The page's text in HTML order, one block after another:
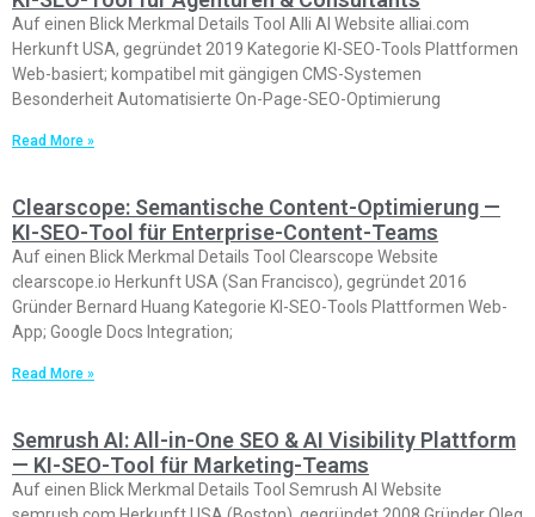
Auf einen Blick Merkmal Details Tool Alli AI Website alliai.com
Herkunft USA, gegründet 2019 Kategorie KI-SEO-Tools Plattformen
Web-basiert; kompatibel mit gängigen CMS-Systemen
Besonderheit Automatisierte On-Page-SEO-Optimierung
Read More »
Clearscope: Semantische Content-Optimierung —
KI-SEO-Tool für Enterprise-Content-Teams
Auf einen Blick Merkmal Details Tool Clearscope Website
clearscope.io Herkunft USA (San Francisco), gegründet 2016
Gründer Bernard Huang Kategorie KI-SEO-Tools Plattformen Web-
App; Google Docs Integration;
Read More »
Semrush AI: All-in-One SEO & AI Visibility Plattform
— KI-SEO-Tool für Marketing-Teams
Auf einen Blick Merkmal Details Tool Semrush AI Website